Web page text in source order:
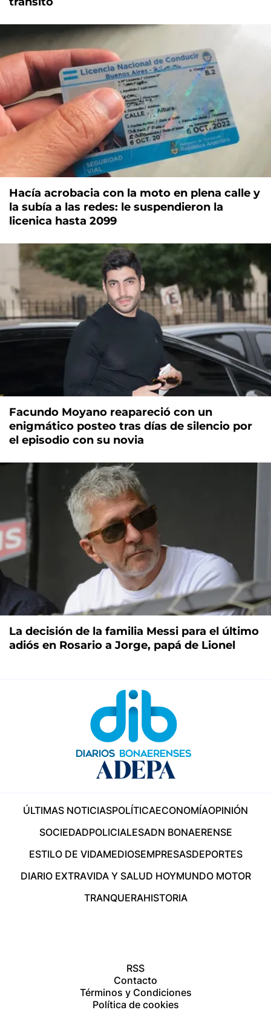
Hacía acrobacia con la moto en plena calle y
la subía a las redes: le suspendieron la
licenica hasta 2099
Facundo Moyano reapareció con un
enigmático posteo tras días de silencio por
el episodio con su novia
La decisión de la familia Messi para el último
adiós en Rosario a Jorge, papá de Lionel
ÚLTIMAS NOTICIASPOLÍTICAECONOMÍAOPINIÓN
SOCIEDADPOLICIALESADN BONAERENSE
ESTILO DE VIDAMEDIOSEMPRESASDEPORTES
DIARIO EXTRAVIDA Y SALUD HOYMUNDO MOTOR
TRANQUERAHISTORIA
RSS
Contacto
Términos y Condiciones
Política de cookies